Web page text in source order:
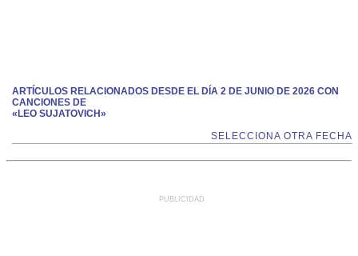
ARTÍCULOS RELACIONADOS DESDE EL DÍA 2 DE JUNIO DE 2026 CON
CANCIONES DE
«LEO SUJATOVICH»
SELECCIONA OTRA FECHA
PUBLICIDAD